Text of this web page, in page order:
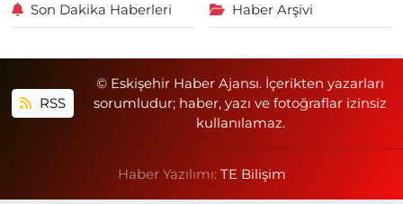
Son Dakika Haberleri Haber Arşivi
RSS
© Eskişehir Haber Ajansı. İçerikten yazarları
sorumludur; haber, yazı ve fotoğraflar izinsiz
kullanılamaz.
Haber Yazılımı: TE Bilişim